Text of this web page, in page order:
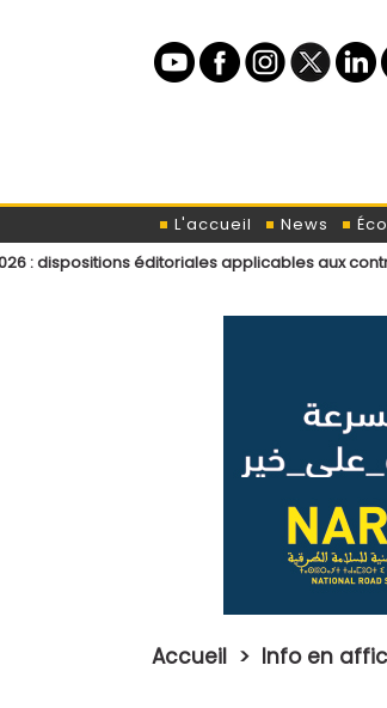
L'accueil News Éco
applicables aux contributeurs et
Accueil > Info en